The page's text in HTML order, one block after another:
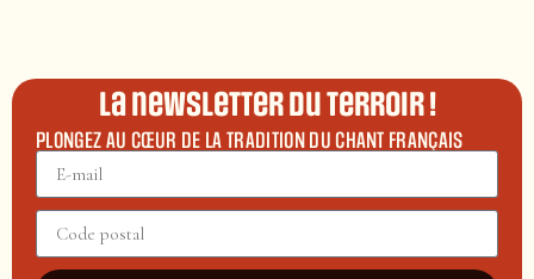
La newsletter du terroir !
PLONGEZ AU CŒUR DE LA TRADITION DU CHANT FRANÇAIS